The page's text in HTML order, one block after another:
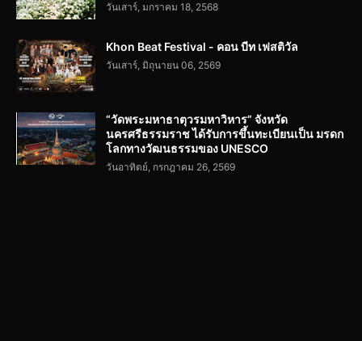
วันเสาร์, มกราคม 18, 2568
Khon Beat Festival - คอน บีท เฟสติวัล
วันเสาร์, มิถุนายน 06, 2569
“วัดพระมหาธาตุวรมหาวิหาร” จังหวัด
นครศรีธรรมราช ได้รับการขึ้นทะเบียนเป็น มรดก
โลกทางวัฒนธรรมของ UNESCO
วันอาทิตย์, กรกฎาคม 26, 2569